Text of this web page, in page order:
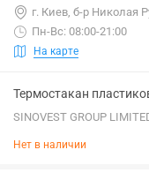
г. Киев, б-р Николая
Пн-Вс: 08:00-21:00
На карте
Термостакан
SINOVEST GROUP
Нет в наличии